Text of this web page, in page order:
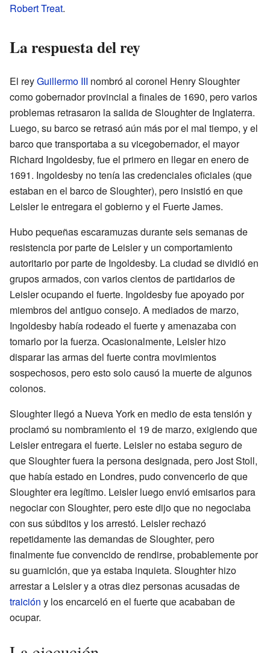
Robert Treat.
La respuesta del rey
El reyGuillermo III nombró al coronel Henry Sloughter
como gobernador provincial a finales de 1690, pero varios
problemas retrasaron la salida de Sloughter de Inglaterra.
Luego, su barco se retrasó aún más por el mal tiempo, y el
barco que transportaba a su vicegobernador, el mayor
Richard Ingoldesby, fue el primero en llegar en enero de
1691. Ingoldesby no tenía las credenciales oficiales (que
estaban en el barco de Sloughter), pero insistió en que
Leisler le entregara el gobierno y el Fuerte James.
Hubo pequeñas escaramuzas durante seis semanas de
resistencia por parte de Leisler y un comportamiento
autoritario por parte de Ingoldesby. La ciudad se dividió en
grupos armados, con varios cientos de partidarios de
Leisler ocupando el fuerte. Ingoldesby fue apoyado por
miembros del antiguo consejo. A mediados de marzo,
Ingoldesby había rodeado el fuerte y amenazaba con
tomarlo por la fuerza. Ocasionalmente, Leisler hizo
disparar las armas del fuerte contra movimientos
sospechosos, pero esto solo causó la muerte de algunos
colonos.
Sloughter llegó a Nueva York en medio de esta tensión y
proclamó su nombramiento el 19 de marzo, exigiendo que
Leisler entregara el fuerte. Leisler no estaba seguro de
que Sloughter fuera la persona designada, pero Jost Stoll,
que había estado en Londres, pudo convencerlo de que
Sloughter era legítimo. Leisler luego envió emisarios para
negociar con Sloughter, pero este dijo que no negociaba
con sus súbditos y los arrestó. Leisler rechazó
repetidamente las demandas de Sloughter, pero
finalmente fue convencido de rendirse, probablemente por
su guarnición, que ya estaba inquieta. Sloughter hizo
arrestar a Leisler y a otras diez personas acusadas de
traición y los encarceló en el fuerte que acababan de
ocupar.